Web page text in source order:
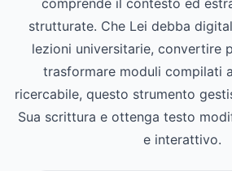
comprende il contesto ed
strutturate. Che Lei debba
lezioni universitarie, convertire
trasformare moduli compilati
ricercabile, questo strumento
Sua scrittura e ottenga testo
e interattivo.